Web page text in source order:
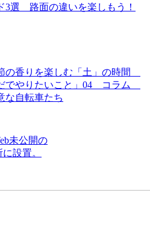
3選 路面の違いを楽しもう！
の香りを楽しむ「土」の時間
でやりたいこと」04 コラム
な自転車たち
未公開の
設置。